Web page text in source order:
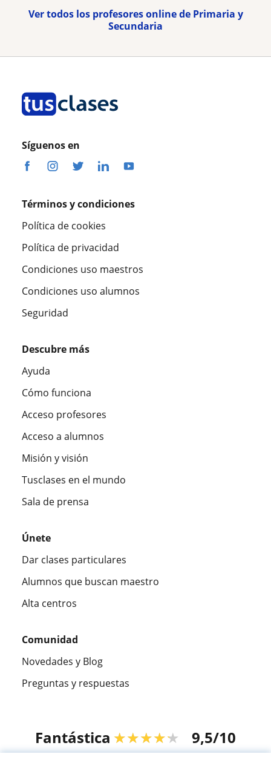
Ver todos los profesores online de Primaria y
Secundaria
Síguenos en
Términos y condiciones
Política de cookies
Política de privacidad
Condiciones uso maestros
Condiciones uso alumnos
Seguridad
Descubre más
Ayuda
Cómo funciona
Acceso profesores
Acceso a alumnos
Misión y visión
Tusclases en el mundo
Sala de prensa
Únete
Dar clases particulares
Alumnos que buscan maestro
Alta centros
Comunidad
Novedades y Blog
Preguntas y respuestas
Fantástica ★★★★★ 9,5/10